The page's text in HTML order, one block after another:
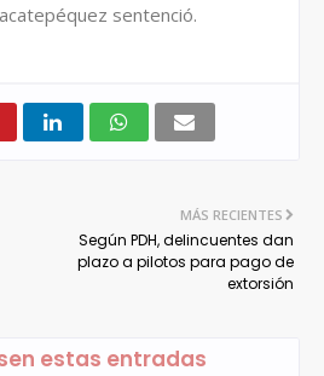
sentenció.
MÁS RECIENTES
Según PDH, delincuentes dan
plazo a pilotos para pago de
extorsión
estas entradas